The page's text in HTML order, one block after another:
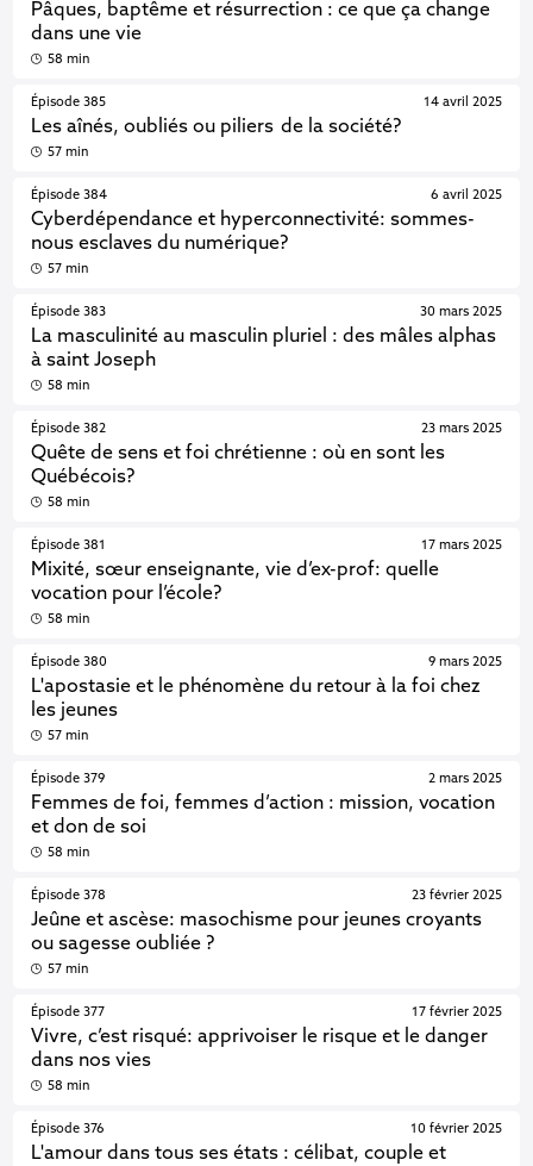
Pâques, baptême et résurrection : ce que ça change
dans une vie
58 min
Épisode 385
Les aînés, oubliés ou piliers de la société?
14 avril 2025
57 min
Épisode 384
Cyberdépendance et hyperconnectivité: sommes-
nous esclaves du numérique?
6 avril 2025
57 min
Épisode 383
La masculinité au masculin pluriel : des mâles alphas
à saint Joseph
30 mars 2025
58 min
Épisode 382
Quête de sens et foi chrétienne : où en sont les
Québécois?
23 mars 2025
58 min
Épisode 381
Mixité, sœur enseignante, vie d’ex-prof: quelle
vocation pour l’école?
17 mars 2025
58 min
Épisode 380
L'apostasie et le phénomène du retour à la foi chez
les jeunes
9 mars 2025
57 min
Épisode 379
Femmes de foi, femmes d’action : mission, vocation
et don de soi
2 mars 2025
58 min
Épisode 378
Jeûne et ascèse: masochisme pour jeunes croyants
ou sagesse oubliée ?
23 février 2025
57 min
Épisode 377
Vivre, c’est risqué: apprivoiser le risque et le danger
dans nos vies
17 février 2025
58 min
Épisode 376
L'amour dans tous ses états : célibat, couple et
10 février 2025